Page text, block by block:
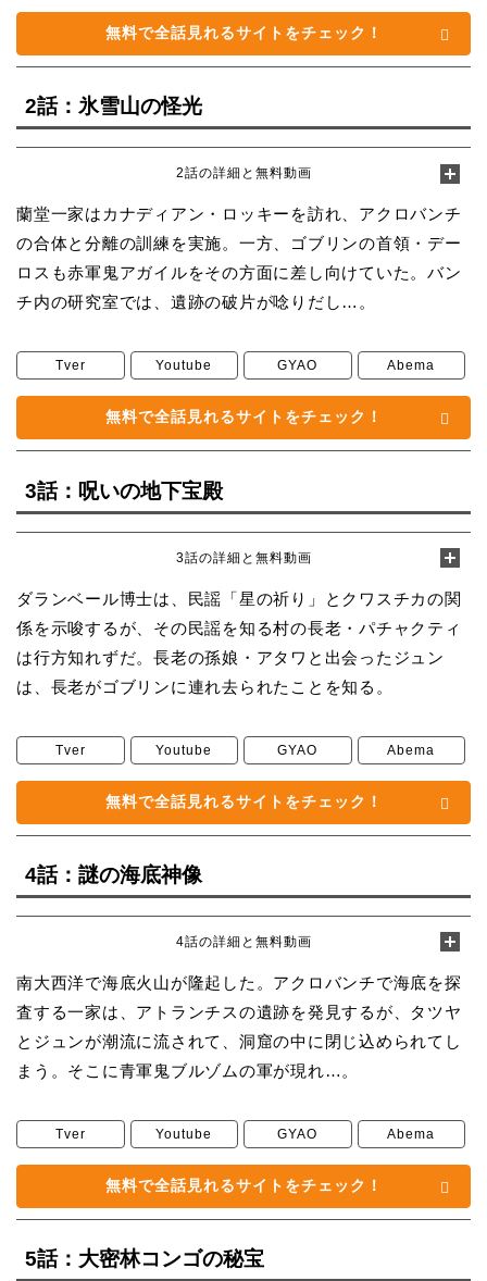
無料で全話見れるサイトをチェック！
2話：氷雪山の怪光
2話の詳細と無料動画
蘭堂一家はカナディアン・ロッキーを訪れ、アクロバンチ
の合体と分離の訓練を実施。一方、ゴブリンの首領・デー
ロスも赤軍鬼アガイルをその方面に差し向けていた。バン
チ内の研究室では、遺跡の破片が唸りだし…。
Tver Youtube GYAO Abema
無料で全話見れるサイトをチェック！
3話：呪いの地下宝殿
3話の詳細と無料動画
ダランベール博士は、民謡「星の祈り」とクワスチカの関
係を示唆するが、その民謡を知る村の長老・パチャクティ
は行方知れずだ。長老の孫娘・アタワと出会ったジュン
は、長老がゴブリンに連れ去られたことを知る。
Tver Youtube GYAO Abema
無料で全話見れるサイトをチェック！
4話：謎の海底神像
4話の詳細と無料動画
南大西洋で海底火山が隆起した。アクロバンチで海底を探
査する一家は、アトランチスの遺跡を発見するが、タツヤ
とジュンが潮流に流されて、洞窟の中に閉じ込められてし
まう。そこに青軍鬼ブルゾムの軍が現れ…。
Tver Youtube GYAO Abema
無料で全話見れるサイトをチェック！
5話：大密林コンゴの秘宝